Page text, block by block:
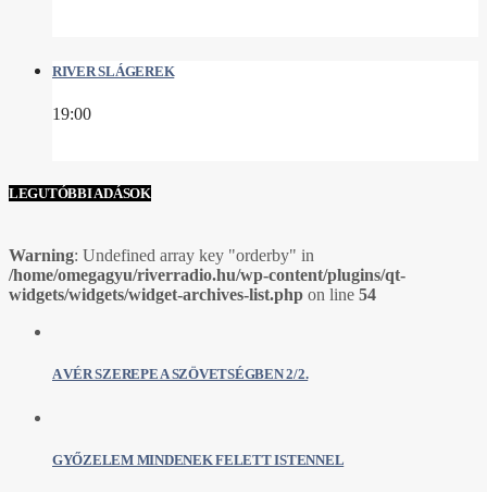
RIVER SLÁGEREK
19:00
LEGUTÓBBI ADÁSOK
Warning: Undefined array key "orderby" in
/home/omegagyu/riverradio.hu/wp-content/plugins/qt-
widgets/widgets/widget-archives-list.php on line 54
A VÉR SZEREPE A SZÖVETSÉGBEN 2/2.
GYŐZELEM MINDENEK FELETT ISTENNEL